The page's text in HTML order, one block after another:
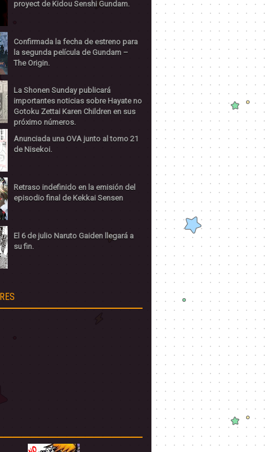
proyect de Kidou Senshi Gundam.
Confirmada la fecha de estreno para
la segunda película de Gundam –
The Origin.
La Shonen Sunday publicará
importantes noticias sobre Hayate no
Gotoku Zettai Karen Children en sus
próximo números.
Anunciada una OVA junto al tomo 21
de Nisekoi.
Retraso indefinido en la emisión del
episodio final de Kekkai Sensen
El 6 de julio Naruto Gaiden llegará a
su fin.